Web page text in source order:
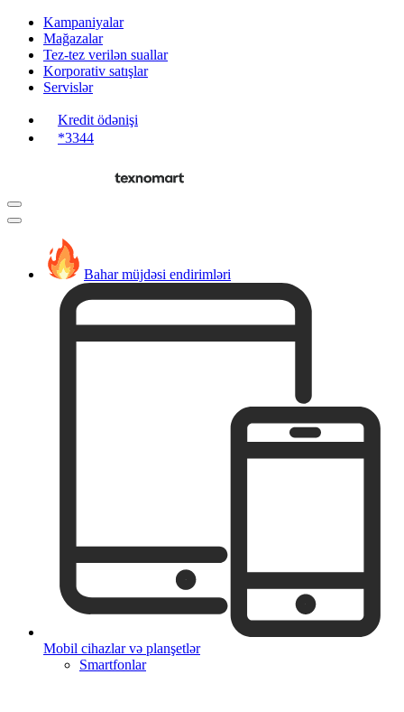
Kampaniyalar
Mağazalar
Tez-tez verilən suallar
Korporativ satışlar
Servislər
Kredit ödənişi
*3344
Bahar müjdəsi endirimləri
Mobil cihazlar və planşetlər
Smartfonlar